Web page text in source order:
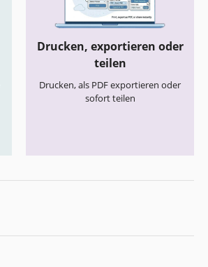
Drucken, exportieren oder
teilen
Drucken, als PDF exportieren oder
sofort teilen